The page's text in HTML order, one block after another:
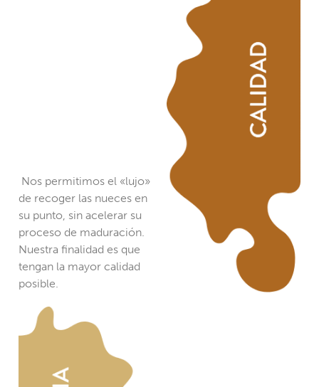
Nos permitimos el «lujo»
de recoger las nueces en
su punto, sin acelerar su
proceso de maduración.
Nuestra finalidad es que
tengan la mayor calidad
posible.